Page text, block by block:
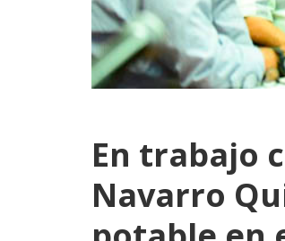
En trabajo
Navarro